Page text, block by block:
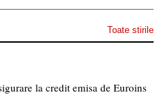
Toate stirile
la credit emisa de Euroins